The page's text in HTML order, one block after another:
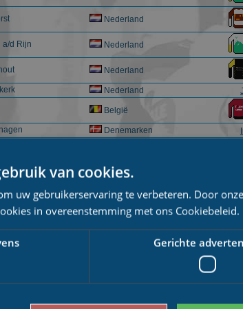
Nederland
a/d Rijn Nederland
Nederland
Nederland
België
Denemarken
Nederland
Nederland
Nederland
Frankrijk
van cookies.
uw gebruikerservaring te verbeteren. Door
in overeenstemming met ons Cookiebeleid.
Gerichte